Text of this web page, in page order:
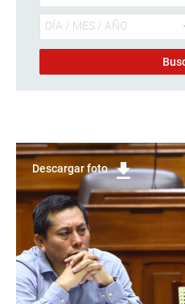
Descargar foto